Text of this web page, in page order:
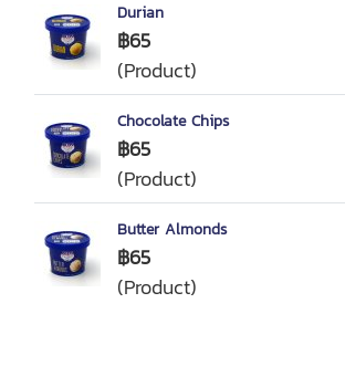
Durian
฿65
(Product)
Chocolate Chips
฿65
(Product)
Butter Almonds
฿65
(Product)